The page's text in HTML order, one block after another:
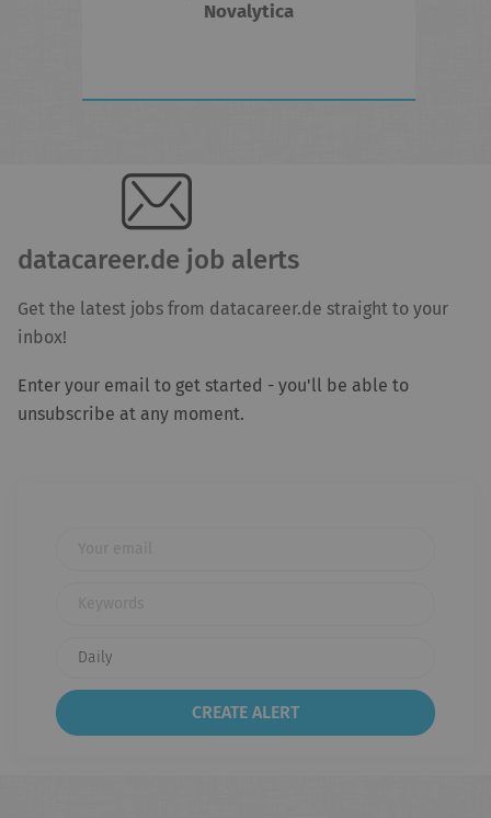
Novalytica
datacareer.de job alerts
Get the latest jobs from datacareer.de straight to your
inbox!
Enter your email to get started - you'll be able to
unsubscribe at any moment.